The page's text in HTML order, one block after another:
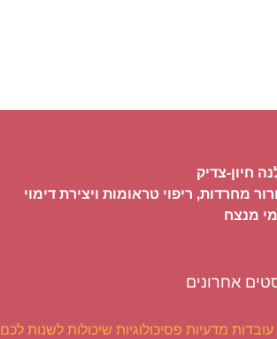
חיון-צדיק
מחרדות, ריפוי טראומות ויצירת דימוי
מנצח
אחרונים
5 עובדות מדעיות פסיכולוגיות שיכולות לשנות לכם